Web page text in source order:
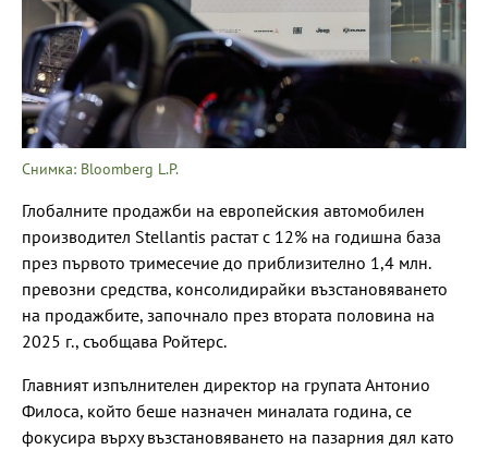
Снимка: Bloomberg L.P.
Глобалните продажби на европейския автомобилен
производител Stellantis растат с 12% на годишна база
през първото тримесечие до приблизително 1,4 млн.
превозни средства, консолидирайки възстановяването
на продажбите, започнало през втората половина на
2025 г., съобщава Ройтерс.
Главният изпълнителен директор на групата Антонио
Филоса, който беше назначен миналата година, се
фокусира върху възстановяването на пазарния дял като